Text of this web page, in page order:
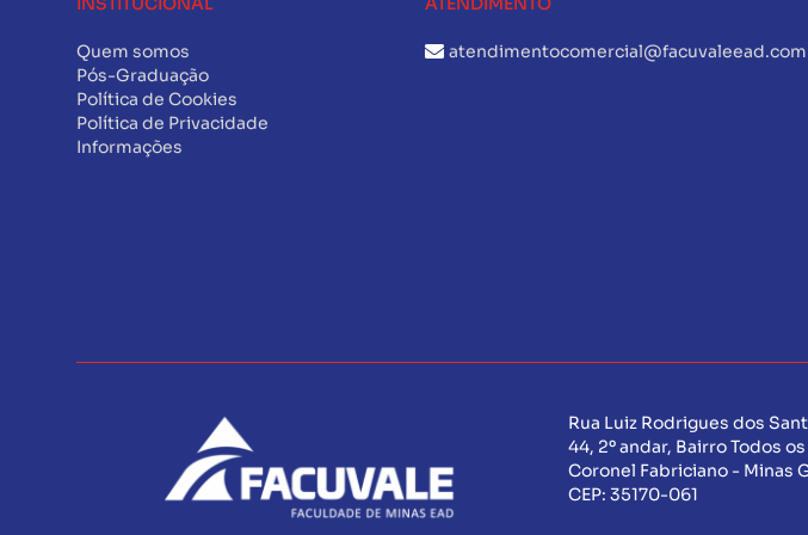
Quem somos
Pós-Graduação
Política de Cookies
Política de Privacidade
Informações
Rua Luiz Rodrigues dos
44, 2º andar, Bairro Todos
Coronel Fabriciano - Minas
CEP: 35170-061